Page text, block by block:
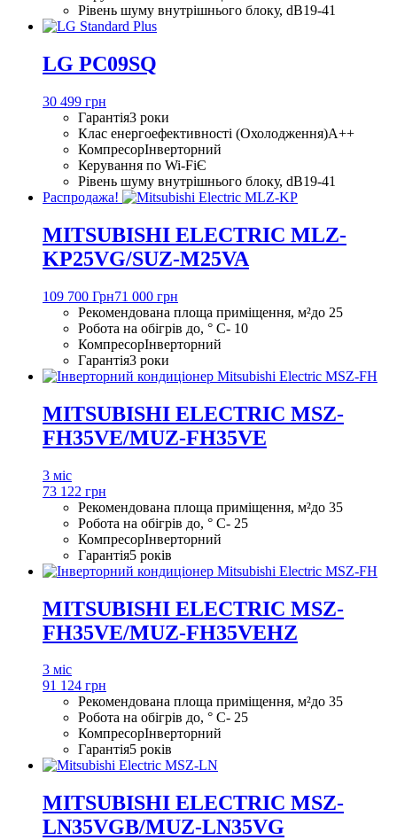
Рівень шуму внутрішнього блоку, dB19-41
LG PC09SQ
30 499 грн
Гарантія3 роки
Клас енергоефективності (Охолодження)A++
КомпресорІнверторний
Керування по Wi-FiЄ
Рівень шуму внутрішнього блоку, dB19-41
Распродажа!
MITSUBISHI ELECTRIC MLZ-
KP25VG/SUZ-M25VA
109 700 Грн71 000 грн
Рекомендована площа приміщення, м²до 25
Робота на обігрів до, ° С- 10
КомпресорІнверторний
Гарантія3 роки
MITSUBISHI ELECTRIC MSZ-
FH35VE/MUZ-FH35VE
3 міс
73 122 грн
Рекомендована площа приміщення, м²до 35
Робота на обігрів до, ° С- 25
КомпресорІнверторний
Гарантія5 років
MITSUBISHI ELECTRIC MSZ-
FH35VE/MUZ-FH35VEHZ
3 міс
91 124 грн
Рекомендована площа приміщення, м²до 35
Робота на обігрів до, ° С- 25
КомпресорІнверторний
Гарантія5 років
MITSUBISHI ELECTRIC MSZ-
LN35VGB/MUZ-LN35VG